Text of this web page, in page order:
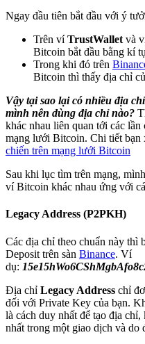
Ngay đầu tiên bắt đầu với ý
Trên víTrustWallet và
Bitcoin bắt đầu bằng kí
Trong khi đó trên
Bitcoin thì thấy địa chỉ
Vậy tại sao lại có nhiều địa
mình nên dùng địa chỉ nào?
khác nhau liên quan tới các
mạng lưới Bitcoin. Chi tiết bạn
chiến trên mạng lưới Bitcoin
Sau khi lục tìm trên mạng,
ví Bitcoin khác nhau ứng với
Legacy Address (P2PKH)
Các địa chỉ theo chuẩn này thì
Deposit trên sàn Binance. Ví
dụ:
Địa chỉ Legacy Address chỉ
đối với Private Key của bạn.
là cách duy nhất để tạo địa
nhất trong một giao dịch và do